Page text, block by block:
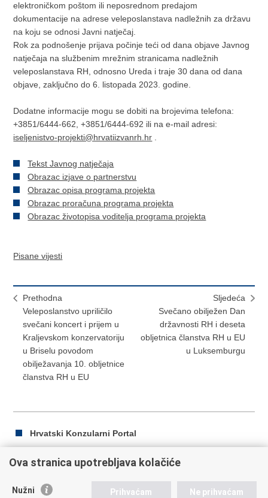
elektroničkom poštom ili neposrednom predajom
dokumentacije na adrese veleposlanstava nadležnih za državu
na koju se odnosi Javni natječaj.
Rok za podnošenje prijava počinje teći od dana objave Javnog
natječaja na službenim mrežnim stranicama nadležnih
veleposlanstava RH, odnosno Ureda i traje 30 dana od dana
objave, zaključno do 6. listopada 2023. godine.
Dodatne informacije mogu se dobiti na brojevima telefona:
+3851/6444-662, +3851/6444-692 ili na e-mail adresi:
iseljenistvo-projekti@hrvatiizvanrh.hr
Tekst Javnog natječaja
Obrazac izjave o partnerstvu
Obrazac opisa programa projekta
Obrazac proračuna programa projekta
Obrazac životopisa voditelja programa projekta
Pisane vijesti
Prethodna
Veleposlanstvo upriličilo
svečani koncert i prijem u
Kraljevskom konzervatoriju
u Briselu povodom
obilježavanja 10. obljetnice
članstva RH u EU
Sljedeća
Svečano obilježen Dan
državnosti RH i deseta
obljetnica članstva RH u EU
u Luksemburgu
Hrvatski Konzularni Portal
Ispiši
Podijeli
Ova stranica upotrebljava kolačiće
Nužni Prihvaćam Ne prihvaćam